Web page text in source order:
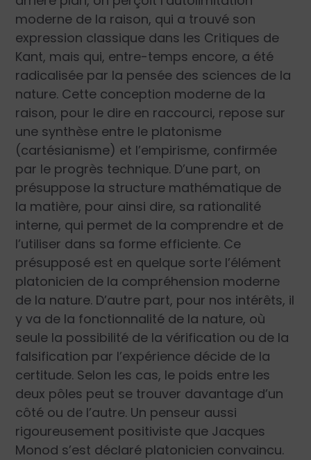
moderne de la raison, qui a trouvé son
expression classique dans les Critiques de
Kant, mais qui, entre-temps encore, a été
radicalisée par la pensée des sciences de la
nature. Cette conception moderne de la
raison, pour le dire en raccourci, repose sur
une synthèse entre le platonisme
(cartésianisme) et l’empirisme, confirmée
par le progrès technique. D’une part, on
présuppose la structure mathématique de
la matière, pour ainsi dire, sa rationalité
interne, qui permet de la comprendre et de
l’utiliser dans sa forme efficiente. Ce
présupposé est en quelque sorte l’élément
platonicien de la compréhension moderne
de la nature. D’autre part, pour nos intérêts, il
y va de la fonctionnalité de la nature, où
seule la possibilité de la vérification ou de la
falsification par l’expérience décide de la
certitude. Selon les cas, le poids entre les
deux pôles peut se trouver davantage d’un
côté ou de l’autre. Un penseur aussi
rigoureusement positiviste que Jacques
Monod s’est déclaré platonicien convaincu.